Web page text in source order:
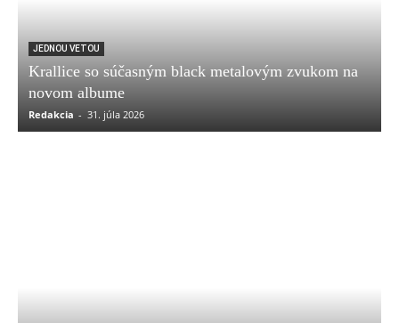
JEDNOU VETOU
Krallice so súčasným black metalovým zvukom na
novom albume
Redakcia - 31. júla 2026